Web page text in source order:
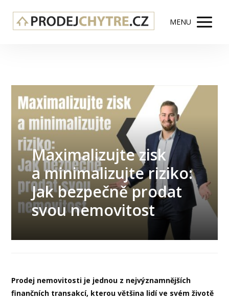
MENU
Maximalizujte zisk
a minimalizujte riziko:
Jak bezpečně prodat
svou nemovitost
Prodej nemovitosti je jednou z nejvýznamnějších
finančních transakcí, kterou většina lidí ve svém životě